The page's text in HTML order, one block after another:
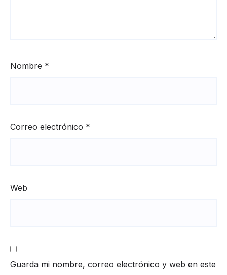
Nombre *
Correo electrónico *
Web
Guarda mi nombre, correo electrónico y web en este